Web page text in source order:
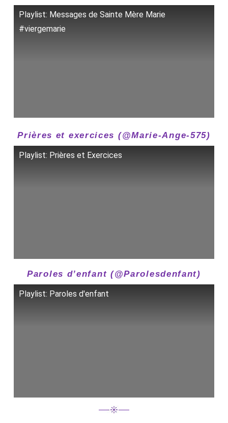
Playlist: Messages de Sainte Mère Marie
#viergemarie
Prières et exercices (@Marie-Ange-575)
Playlist: Prières et Exercices
Paroles d’enfant (@Parolesdenfant)
Playlist: Paroles d'enfant